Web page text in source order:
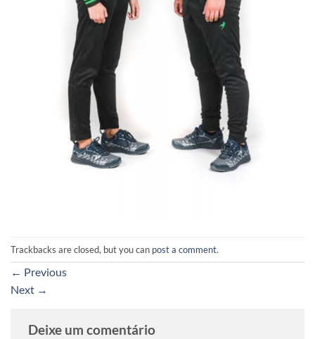
Trackbacks are closed, but you can post a comment.
← Previous
Next →
Deixe um comentário